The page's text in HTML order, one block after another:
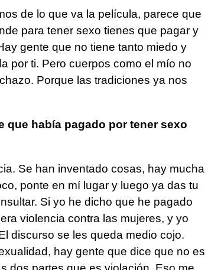
de lo que va la película, parece que
para tener sexo tienes que pagar y
gente que no tiene tanto miedo y
por ti. Pero cuerpos como el mío no
Porque las tradiciones ya nos
había pagado por tener sexo
Se han inventado cosas, hay mucha
ponte en mí lugar y luego ya das tu
Si yo he dicho que he pagado
violencia contra las mujeres, y yo
discurso se les queda medio cojo.
hay gente que dice que no es